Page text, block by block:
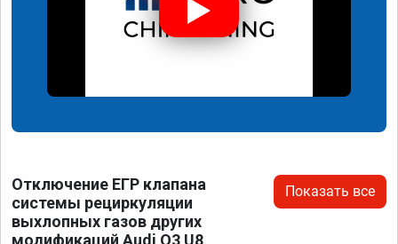
Отключение ЕГР клапана
системы рециркуляции
выхлопных газов других
модификаций Audi Q3 U8
Показать все